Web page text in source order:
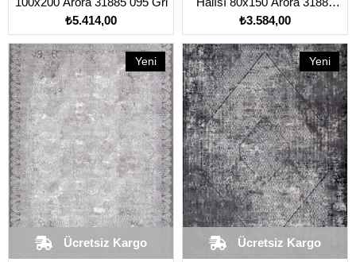
₺5.414,00
095 Gri
₺3.584,00
Ücretsiz Kargo
Yeni
Ürün
Ücretsiz Kargo
Yeni
Ürün